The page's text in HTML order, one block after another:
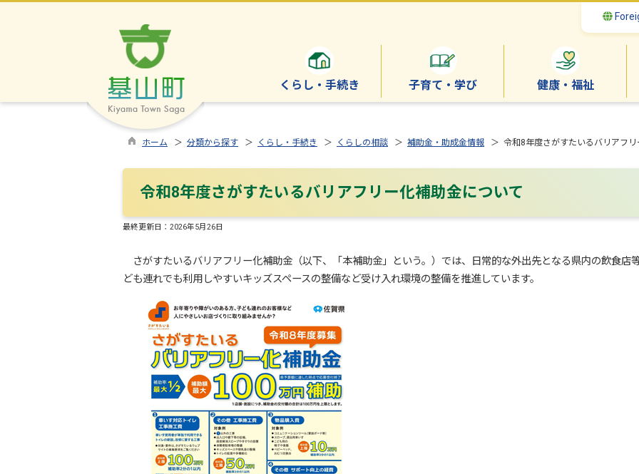
くらし・手続き 子育て・学び 健康・福祉
ホーム ＞ 分類から探す ＞ くらし・手続き ＞ くらしの相談 ＞ 補助金・助成金情報 ＞ 令和8年度さがすたいるバリアフリ
令和8年度さがすたいるバリアフリー化補助金について
最終更新日： 2026年5月26日
さがすたいるバリアフリー化補助金（以下、「本補助金」という。）では、日常的な外出先となる県内の飲食店
ども連れでも利用しやすいキッズスペースの整備など受け入れ環境の整備を推進しています。